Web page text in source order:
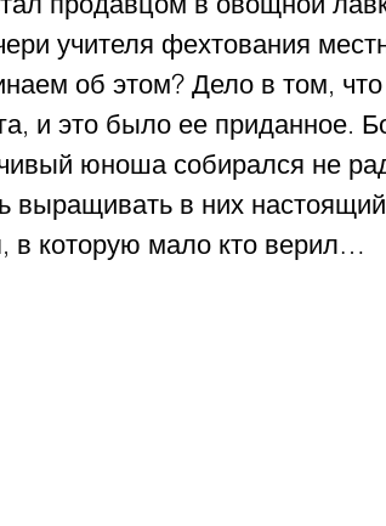
учителя фехтования
об этом? Дело в том, что
и это было ее приданное.
юноша собирался не
выращивать в них
в которую мало кто верил…